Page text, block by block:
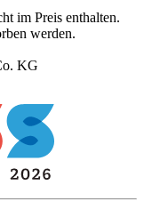
im Preis enthalten.
werden.
KG